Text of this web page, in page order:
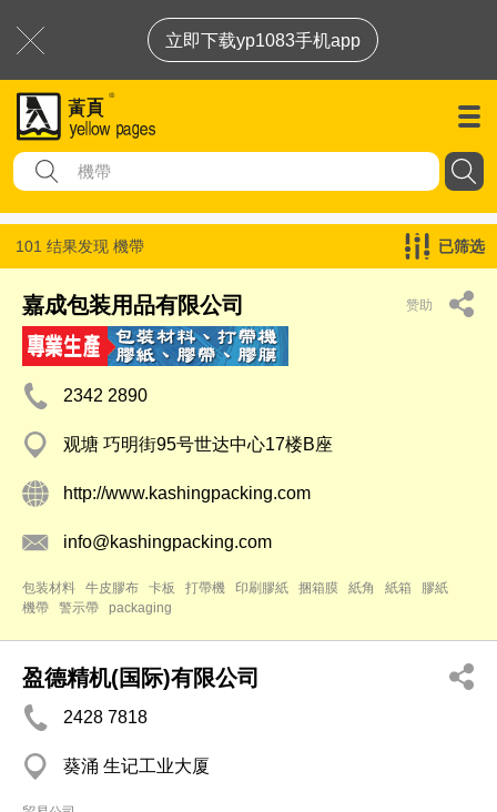
立即下载yp1083手机app
101 结果发现 機帶 已筛选
嘉成包装用品有限公司 赞助
2342 2890
观塘 巧明街95号世达中心17楼B座
http://www.kashingpacking.com
info@kashingpacking.com
包装材料 牛皮膠布 卡板 打帶機 印刷膠紙 捆箱膜 紙角 紙箱
膠紙
機帶
警示帶 packaging
盈德精机(国际)有限公司
2428 7818
葵涌 生记工业大厦